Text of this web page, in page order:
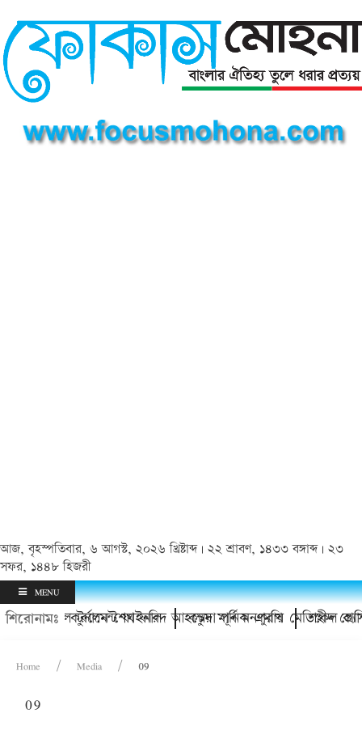
আজ, বৃহস্পতিবার, ৬ আগস্ট, ২০২৬ খ্রিষ্টাব্দ | ২২ শ্রাবণ, ১৪৩৩ বঙ্গাব্দ | ২৩
সফর, ১৪৪৮ হিজরী
MENU
শিরোনামঃ
উদ্বোধন করলেন শেখ ফরিদ আহম্মেদ মানিক এমপি শহীদ
ফুটবল টুর্নামেন্ট ফাইনাল কচুয়া পূর্ব মনপুরায় মেডিকেল
Home Media 09
09